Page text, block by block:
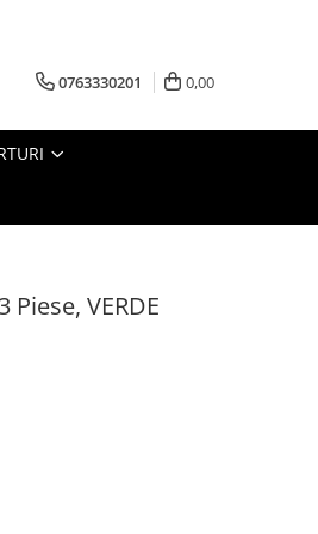
0763330201 0,00
VERDE